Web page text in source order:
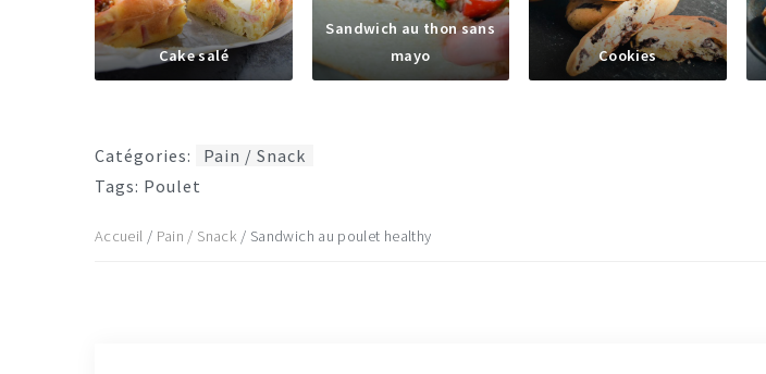
Cake salé
Sandwich au thon sans
mayo
Cookies
Catégories:
Pain / Snack
Tags: Poulet
Accueil / Pain / Snack / Sandwich au poulet healthy